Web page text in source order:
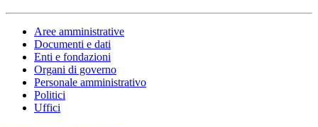
Aree amministrative
Documenti e dati
Enti e fondazioni
Organi di governo
Personale amministrativo
Politici
Uffici